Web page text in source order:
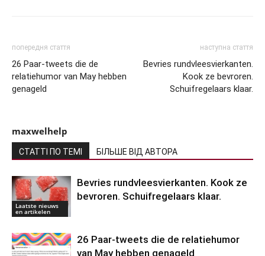
попередня стаття
26 Paar-tweets die de
relatiehumor van May hebben
genageld
наступна стаття
Bevries rundvleesvierkanten.
Kook ze bevroren.
Schuifregelaars klaar.
maxwelhelp
СТАТТІ ПО ТЕМІ БІЛЬШЕ ВІД АВТОРА
Laatste nieuws
en artikelen
Bevries rundvleesvierkanten. Kook ze
bevroren. Schuifregelaars klaar.
26 Paar-tweets die de relatiehumor
van May hebben genageld